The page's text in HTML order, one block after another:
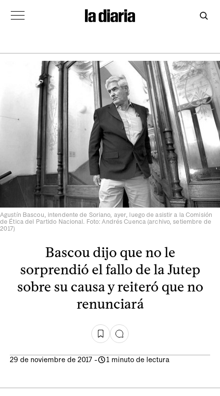
Agustín Bascou, intendente de Soriano, ayer, luego de asistir a la Comisión
de Ética del Partido Nacional. Foto: Andrés Cuenca (archivo, setiembre de
2017)
Bascou dijo que no le
sorprendió el fallo de la Jutep
sobre su causa y reiteró que no
renunciará
29 de noviembre de 2017 - 1 minuto de lectura